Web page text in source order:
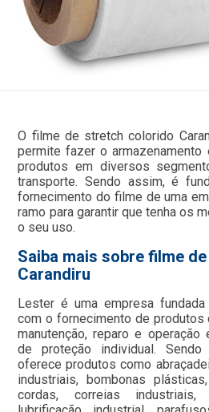
O filme de stretch colorido
permite fazer o
produtos em diversos
transporte. Sendo assim, é
fornecimento do filme de uma
ramo para garantir que tenha os
o seu uso.
Saiba mais sobre filme
Carandiru
Lester é uma empresa
com o fornecimento de produtos
manutenção, reparo e operação
de proteção individual.
oferece produtos como
industriais, bombonas
cordas, correias